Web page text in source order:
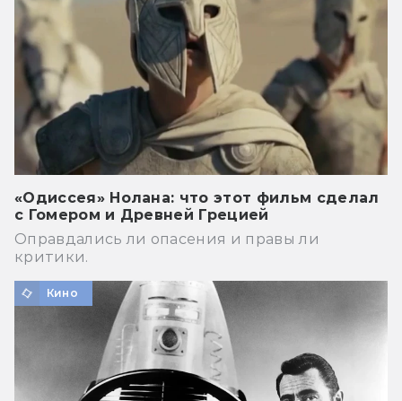
«Одиссея» Нолана: что этот фильм сделал
с Гомером и Древней Грецией
Оправдались ли опасения и правы ли
критики.
Кино